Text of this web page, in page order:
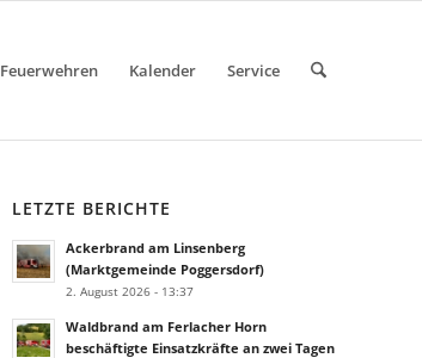
Feuerwehren Kalender Service
LETZTE BERICHTE
Ackerbrand am Linsenberg
(Marktgemeinde Poggersdorf)
2. August 2026 - 13:37
Waldbrand am Ferlacher Horn
beschäftigte Einsatzkräfte an zwei Tagen